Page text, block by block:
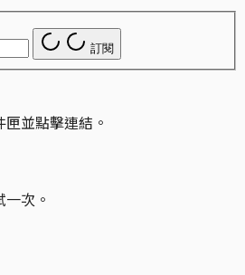
訂閱
並點擊連結。
次。